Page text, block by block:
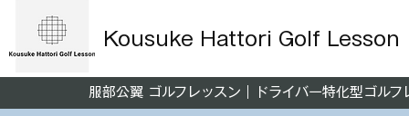
Kousuke Hattori Golf Lesson
服部公翼 ゴルフレッスン｜ドライバー特化型ゴル